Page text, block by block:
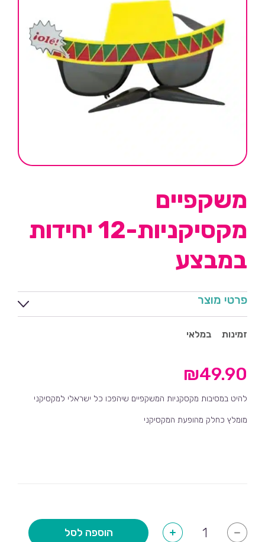
משקפיים
מקסיקניות-12 יחידות
במבצע
פרטי מוצר
זמינות במלאי
₪49.90
להיט במסיבות מקסקניות המשקפיים שיהפכו כל ישראלי למקסיקני
מומלץ כחלק מהופעת המקסיקני
-
של
+ הוספה לסל